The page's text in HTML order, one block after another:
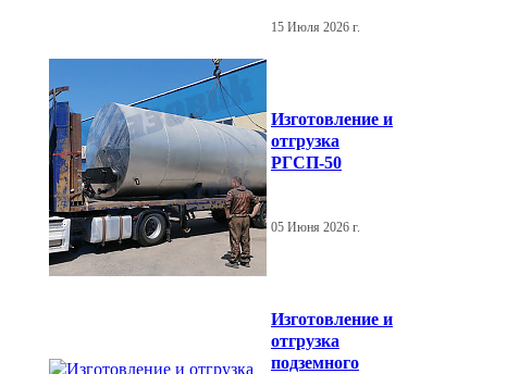
15 Июля 2026 г.
Изготовление и
отгрузка
РГСП-50
05 Июня 2026 г.
Изготовление и
отгрузка
подземного